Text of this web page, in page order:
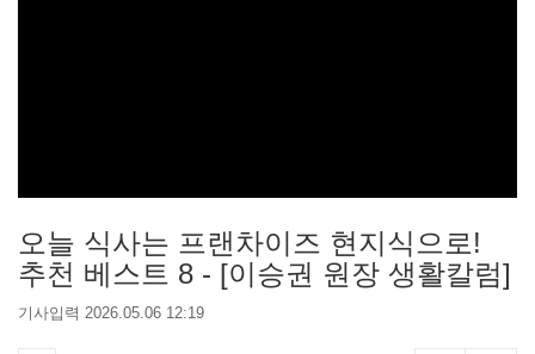
오늘 식사는 프랜차이즈 현지식으로!
추천 베스트 8 - [이승권 원장 생활칼럼]
기사입력 2026.05.06 12:19